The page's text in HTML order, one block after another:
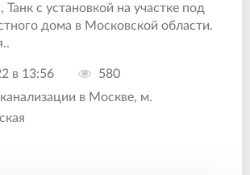
Танк с установкой на участке под
дома в Московской области.
в 13:56
580
в Москве, м.